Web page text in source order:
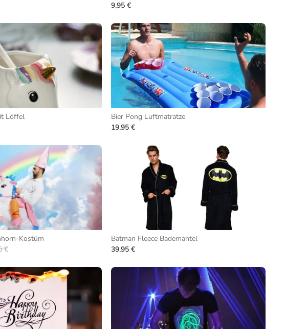
9,95 €
Löffel
Bier Pong Luftmatratze
19,95 €
Kostüm
€
Batman Fleece Bademantel
39,95 €